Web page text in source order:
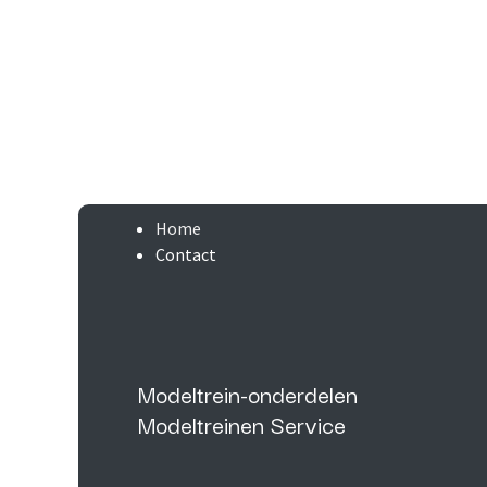
Home
Contact
Modeltrein-onderdelen
Modeltreinen Service